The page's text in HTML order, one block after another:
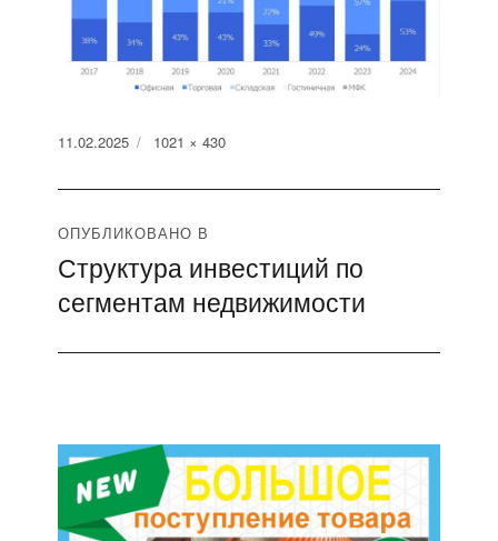
Опубликовано
11.02.2025
Полный
1021 × 430
Навигация
по
ОПУБЛИКОВАНО В
Структура инвестиций по
сегментам недвижимости